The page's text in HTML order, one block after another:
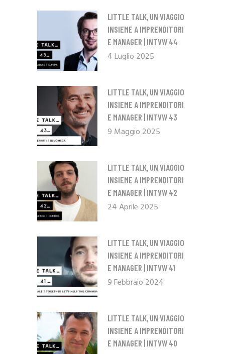
LITTLE TALK, UN VIAGGIO
INSIEME A IMPRENDITORI
E MANAGER | INTVW 44
4 Luglio 2025
LITTLE TALK, UN VIAGGIO
INSIEME A IMPRENDITORI
E MANAGER | INTVW 43
9 Maggio 2025
LITTLE TALK, UN VIAGGIO
INSIEME A IMPRENDITORI
E MANAGER | INTVW 42
24 Aprile 2025
LITTLE TALK, UN VIAGGIO
INSIEME A IMPRENDITORI
E MANAGER | INTVW 41
9 Febbraio 2024
LITTLE TALK, UN VIAGGIO
INSIEME A IMPRENDITORI
E MANAGER | INTVW 40